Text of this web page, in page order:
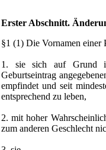
Erster Abschnitt.
§1 (1) Die Vornamen einer
1. sie sich auf Grund
Geburtseintrag
empfindet und seit
entsprechend zu leben,
2. mit hoher
zum anderen Geschlecht